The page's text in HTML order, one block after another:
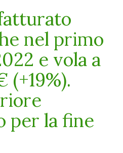
nel primo
e vola a
(+19%).
per la fine